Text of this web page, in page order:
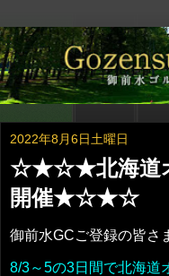
2022年8月6日土曜日
☆★☆★北海道
開催★☆★☆
御前水GCご登録の皆さ
8/3～5の3日間で北海道